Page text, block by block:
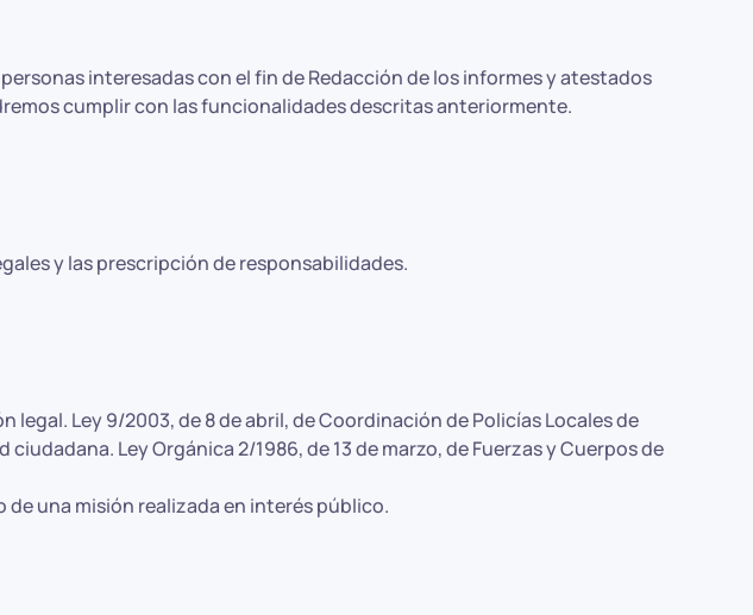
personas interesadas con el fin de Redacción de los informes y atestados
cumplir con las funcionalidades descritas anteriormente.
y las prescripción de responsabilidades.
Ley 9/2003, de 8 de abril, de Coordinación de Policías Locales de
Ley Orgánica 2/1986, de 13 de marzo, de Fuerzas y Cuerpos de
una misión realizada en interés público.